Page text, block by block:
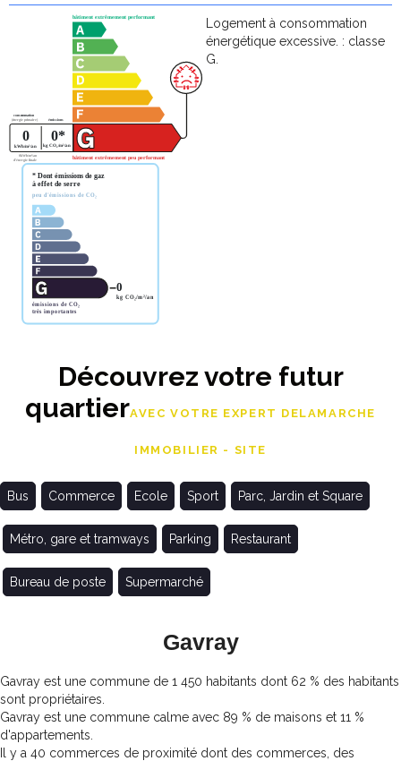
Logement à consommation
énergétique excessive. : classe
G.
Découvrez votre futur
quartierAVEC VOTRE EXPERT DELAMARCHE
IMMOBILIER - SITE
Bus Commerce Ecole Sport Parc, Jardin et Square
Métro, gare et tramways Parking Restaurant
Bureau de poste Supermarché
Gavray
Gavray est une commune de 1 450 habitants dont 62 % des habitants
sont propriétaires.
Gavray est une commune calme avec 89 % de maisons et 11 %
d'appartements.
Il y a 40 commerces de proximité dont des commerces, des